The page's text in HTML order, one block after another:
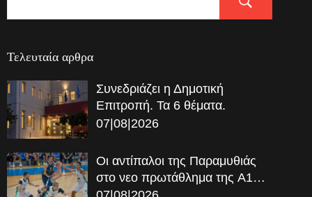
Τελευταία αρθρα
Συνεδριάζει η Δημοτική
Επιτροπή. Τα 6 θέματα.
07|08|2026
Οι αντίπαλοι της Παραμυθιάς
στο νεο πρωτάθλημα της A1…